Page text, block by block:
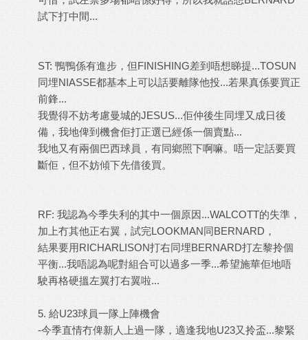
試下打中間...
ST: 鴨鴨係有進步，但FINISHING差到唔想睇提...TOSUN
同埋NIASSE都基本上可以話要離隊他投...若果真係要買正
前鋒...
我覺得不妨考慮曼城的JESUS...佢仲後生同埋又成日後
備，我地俾到機會佢打正選已經係一個賣點...
我地又有兩個巴西球員，有同鄉照下啊嘛。唔一定話要買
斷佢，但不妨傾下先借後買。
RF: 我認為今季失利的其中一個原因...WALCOTT的失準，
加上冇其他正右翼，試完LOOKMAN同BERNARD ，
結果要用RICHARLISON打右同埋BERNARD打左黎拎個
平衡...我唔認為呢對組合可以過多一季...希望施華佢地唔
駛再格硬搵左翼打右翼啦...
5. 給U23球員一隊上陣機會
-今季直情冇俾新人上過一隊，適逢我地U23又拎盃...黎緊